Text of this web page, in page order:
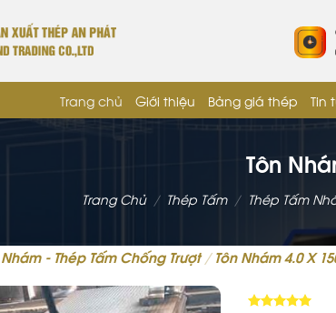
Trang chủ Giới thiệu Bảng giá thép Tin
Tôn
Trang Chủ / Thép Tấm / Thép Tấm
- Thép Tấm Chống Trượt / Tôn Nhám 4.0 X